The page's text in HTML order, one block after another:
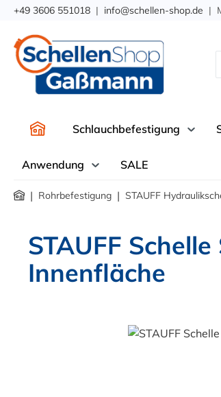
Zur Hauptnavigation springen
+49 3606 551018 | info@schellen-shop.de |
Schlauchbefestigung
Anwendung SALE
| Rohrbefestigung | STAUFF
STAUFF
Innenfläche
Bildergalerie überspringen